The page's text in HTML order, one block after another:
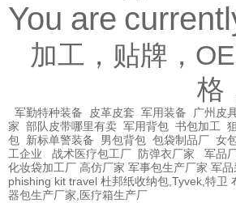
You are
加工，贴牌，
格
军勤特种装备 皮革皮套 军用装备 广州皮
家 部队皮带哪里有卖 军用背包 书包加工
包 新标单警装备 男包背包 包袋制品厂 女
工企业
战术医疗包工厂 防弹衣厂家 军品
化妆袋加工厂 高仿厂家 军事包生产厂家 军品
phishing kit travel 杜邦纸收纳包,Tyvek,特卫
器包生产厂家,医疗箱生产厂